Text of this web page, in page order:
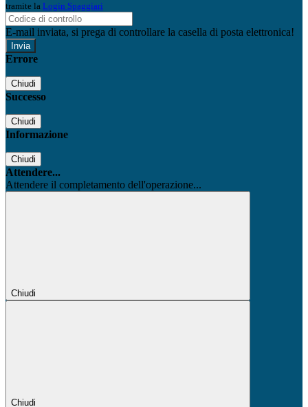
tramite la Login Spaggiari
E-mail inviata, si prega di controllare la casella di posta elettronica!
Errore
Chiudi
Successo
Chiudi
Informazione
Chiudi
Attendere...
Attendere il completamento dell'operazione...
Chiudi
Chiudi